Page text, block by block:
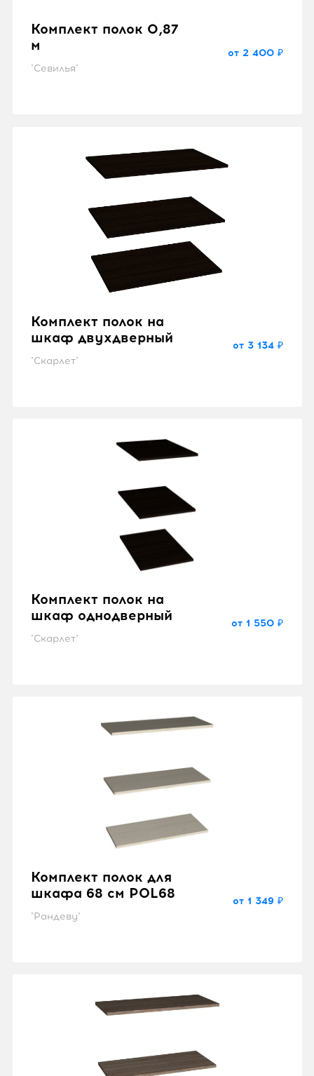
Комплект полок 0,87
м
"Севилья"
от 2 400 ₽
Комплект полок на
шкаф двухдверный
"Скарлет"
от 3 134 ₽
Комплект полок на
шкаф однодверный
"Скарлет"
от 1 550 ₽
Комплект полок для
шкафа 68 см POL68
"Рандеву"
от 1 349 ₽